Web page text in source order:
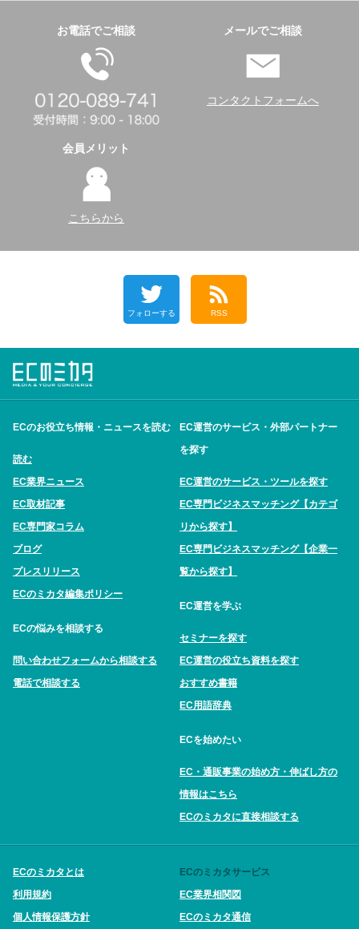
お電話でご相談 メールでご相談
コンタクトフォームへ
会員メリット
こちらから
フォローする RSS
ECのお役立ち情報・ニュースを読む
読む
EC業界ニュース
EC取材記事
EC専門家コラム
ブログ
プレスリリース
ECのミカタ編集ポリシー
ECの悩みを相談する
問い合わせフォームから相談する
電話で相談する
EC運営のサービス・外部パートナー
を探す
EC運営のサービス・ツールを探す
EC専門ビジネスマッチング【カテゴ
リから探す】
EC専門ビジネスマッチング【企業一
覧から探す】
EC運営を学ぶ
セミナーを探す
EC運営の役立ち資料を探す
おすすめ書籍
EC用語辞典
ECを始めたい
EC・通販事業の始め方・伸ばし方の
情報はこちら
ECのミカタに直接相談する
ECのミカタとは
利用規約
個人情報保護方針
ECのミカタサービス
EC業界相関図
ECのミカタ通信